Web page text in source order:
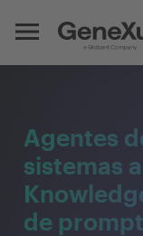
Agentes
sistemas
de